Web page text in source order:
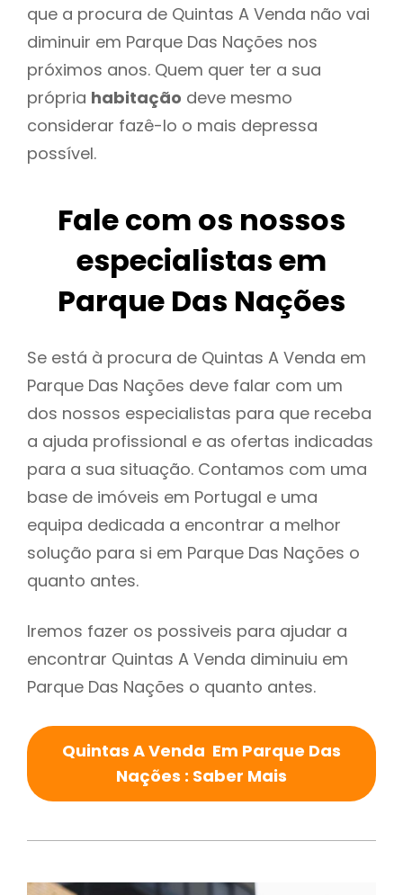
que a procura de Quintas A Venda não vai
diminuir em Parque Das Nações nos
próximos anos. Quem quer ter a sua
própria habitação deve mesmo
considerar fazê-lo o mais depressa
possível.
Fale com os nossos
especialistas em
Parque Das Nações
Se está à procura de Quintas A Venda em
Parque Das Nações deve falar com um
dos nossos especialistas para que receba
a ajuda profissional e as ofertas indicadas
para a sua situação. Contamos com uma
base de imóveis em Portugal e uma
equipa dedicada a encontrar a melhor
solução para si em Parque Das Nações o
quanto antes.
Iremos fazer os possiveis para ajudar a
encontrar Quintas A Venda diminuiu em
Parque Das Nações o quanto antes.
Quintas A Venda Em Parque Das
Nações : Saber Mais